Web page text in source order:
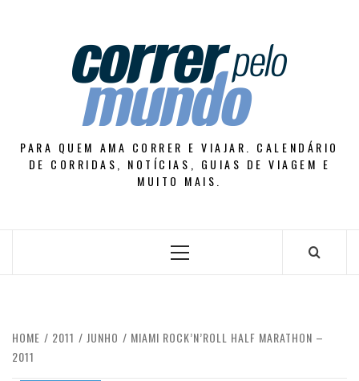
PARA QUEM AMA CORRER E VIAJAR. CALENDÁRIO
DE CORRIDAS, NOTÍCIAS, GUIAS DE VIAGEM E
MUITO MAIS.
Primary
HOME 2011 JUNHO
MIAMI ROCK’N’ROLL HALF MARATHON –
2011